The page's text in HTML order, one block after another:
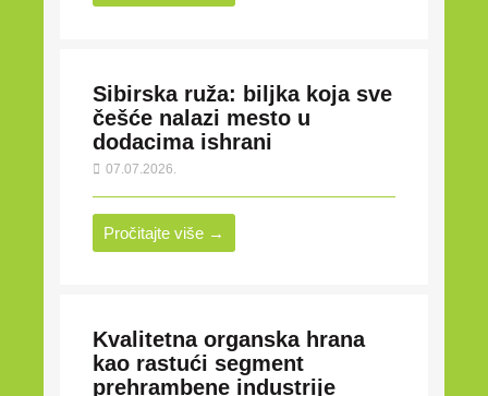
Sibirska ruža: biljka koja sve
češće nalazi mesto u
dodacima ishrani
07.07.2026.
Pročitajte više →
Kvalitetna organska hrana
kao rastući segment
prehrambene industrije